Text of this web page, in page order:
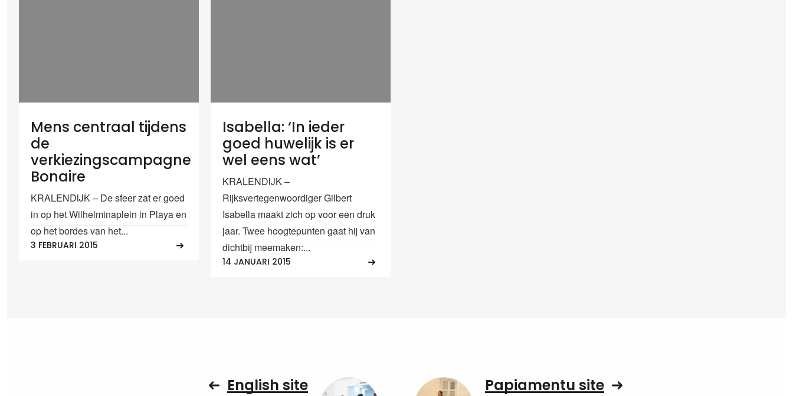
Mens centraal tijdens
de
verkiezingscampagne
Bonaire
KRALENDIJK – De sfeer zat er goed
in op het Wilhelminaplein in Playa en
op het bordes van het...
3 FEBRUARI 2015
Isabella: ‘In ieder
goed huwelijk is er
wel eens wat’
KRALENDIJK –
Rijksvertegenwoordiger Gilbert
Isabella maakt zich op voor een druk
jaar. Twee hoogtepunten gaat hij van
dichtbij meemaken:...
14 JANUARI 2015
English site Papiamentu site